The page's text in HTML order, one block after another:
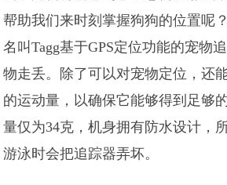
帮助我们来时刻掌握狗狗的位置呢
名叫Tagg基于GPS定位功能的宠物
物走丢。除了可以对宠物定位，还
的运动量，以确保它能够得到足够
量仅为34克，机身拥有防水设计，
游泳时会把追踪器弄坏。